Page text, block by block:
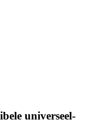
universeel-